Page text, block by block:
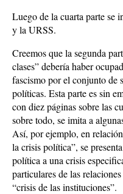
Luego de la cuarta parte se
y la URSS.
Creemos que la segunda
clases” debería haber
fascismo por el conjunto de
políticas. Esta parte es sin
con diez páginas sobre las
sobre todo, se imita a
Así, por ejemplo, en
la crisis política”, se
política a una crisis
particulares de las
“crisis de las instituciones”.